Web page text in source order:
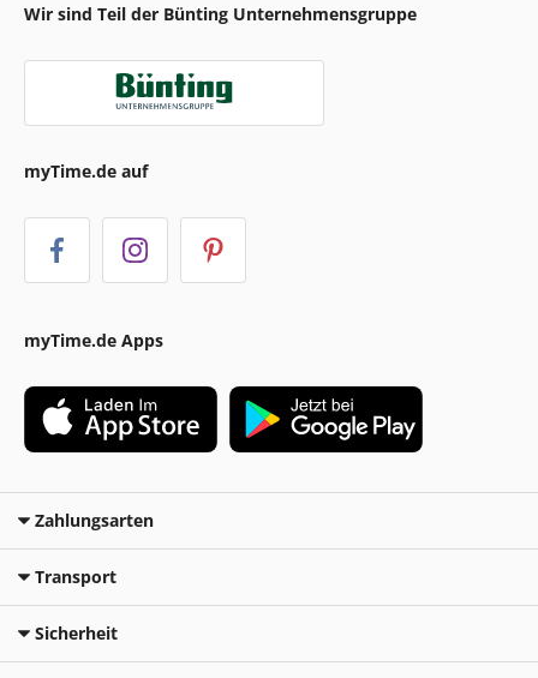
Wir sind Teil der Bünting Unternehmensgruppe
myTime.de auf
myTime.de Apps
Zahlungsarten
Transport
Sicherheit